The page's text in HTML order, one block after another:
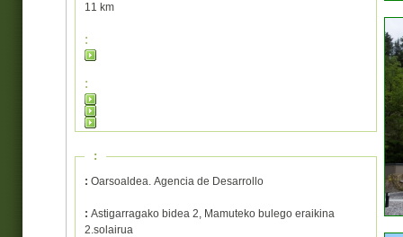
11 km
:
:
:
: Oarsoaldea. Agencia de Desarrollo
: Astigarragako bidea 2, Mamuteko bulego eraikina
2.solairua